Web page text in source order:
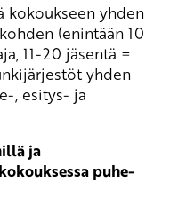
kokoukseen yhden
(enintään 10
11-20 jäsentä =
yhden
, esitys- ja
ja
puhe-